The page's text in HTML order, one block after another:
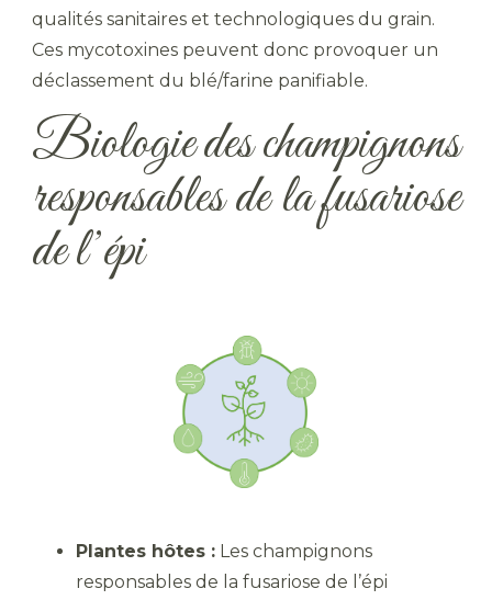
qualités sanitaires et technologiques du grain.
Ces mycotoxines peuvent donc provoquer un
déclassement du blé/farine panifiable.
Biologie des champignons
responsables de la fusariose
de l’épi
Plantes hôtes : Les champignons
responsables de la fusariose de l’épi